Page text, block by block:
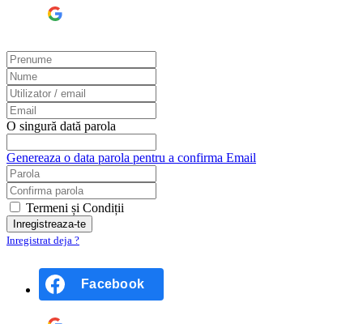
O singură dată parola
Genereaza o data parola pentru a confirma Email
Termeni și Condiții
Inregistrat deja ?
Facebook